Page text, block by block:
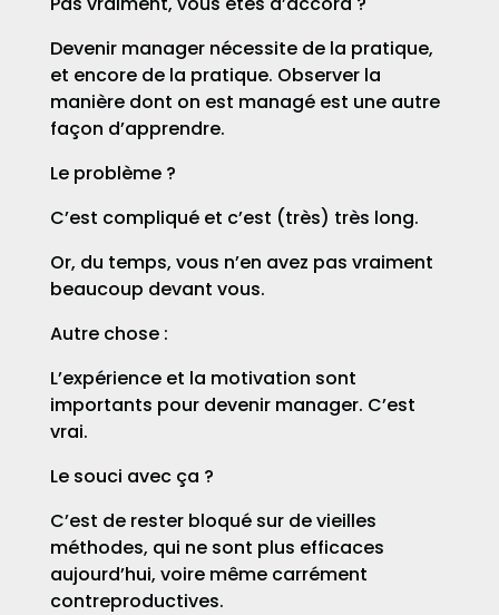
Devenir manager nécessite de la pratique,
et encore de la pratique. Observer la
manière dont on est managé est une autre
façon d’apprendre.
Le problème ?
C’est compliqué et c’est (très) très long.
Or, du temps, vous n’en avez pas vraiment
beaucoup devant vous.
Autre chose :
L’expérience et la motivation sont
importants pour devenir manager. C’est
vrai.
Le souci avec ça ?
C’est de rester bloqué sur de vieilles
méthodes, qui ne sont plus efficaces
aujourd’hui, voire même carrément
contreproductives.